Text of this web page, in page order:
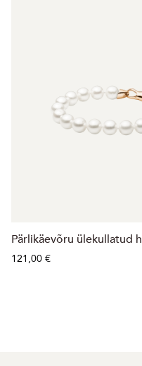
Pärlikäevõru ülekullatud
121,00 €